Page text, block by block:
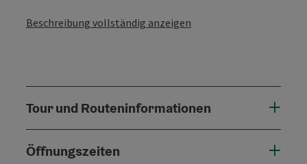
Beschreibung vollständig anzeigen
Tour und Routeninformationen
Öffnungszeiten